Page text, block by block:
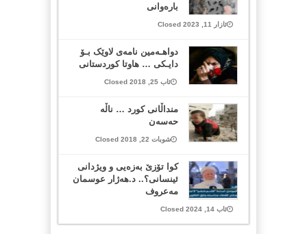
بارەوانی
ئازار 11, 2023 Closed
دواهـەمین نامەی لاوێک بـۆ
دایـکی … هاوتا کوردستانی
ئاب 25, 2018 Closed
منداڵانی کورد … ناڵە
حەسەن
شوبات 22, 2018 Closed
کوا تۆزێ بەزەیی و ویژدانی
ئینسانی؟.. د.هەژار عوسمان
مەعروف
ئاب 14, 2024 Closed